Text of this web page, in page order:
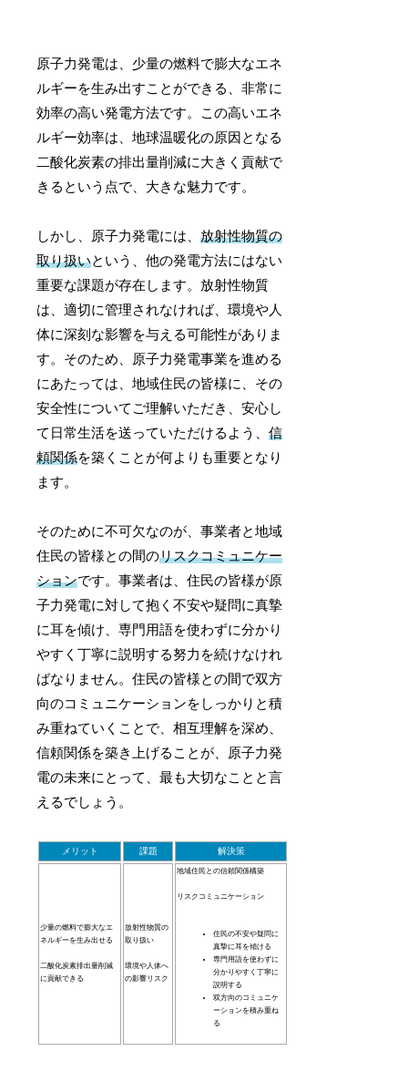
原子力発電は、少量の燃料で膨大なエネ
ルギーを生み出すことができる、非常に
効率の高い発電方法です。この高いエネ
ルギー効率は、地球温暖化の原因となる
二酸化炭素の排出量削減に大きく貢献で
きるという点で、大きな魅力です。
しかし、原子力発電には、放射性物質の
取り扱いという、他の発電方法にはない
重要な課題が存在します。放射性物質
は、適切に管理されなければ、環境や人
体に深刻な影響を与える可能性がありま
す。そのため、原子力発電事業を進める
にあたっては、地域住民の皆様に、その
安全性についてご理解いただき、安心し
て日常生活を送っていただけるよう、信
頼関係を築くことが何よりも重要となり
ます。
そのために不可欠なのが、事業者と地域
住民の皆様との間のリスクコミュニケー
ションです。事業者は、住民の皆様が原
子力発電に対して抱く不安や疑問に真摯
に耳を傾け、専門用語を使わずに分かり
やすく丁寧に説明する努力を続けなけれ
ばなりません。住民の皆様との間で双方
向のコミュニケーションをしっかりと積
み重ねていくことで、相互理解を深め、
信頼関係を築き上げることが、原子力発
電の未来にとって、最も大切なことと言
えるでしょう。
メリット 課題 解決策
少量の燃料で膨大なエ
ネルギーを生み出せる
二酸化炭素排出量削減
に貢献できる
放射性物質の
取り扱い
環境や人体へ
の影響リスク
地域住民との信頼関係構築
リスクコミュニケーション
住民の不安や疑問に
真摯に耳を傾ける
専門用語を使わずに
分かりやすく丁寧に
説明する
双方向のコミュニケ
ーションを積み重ね
る